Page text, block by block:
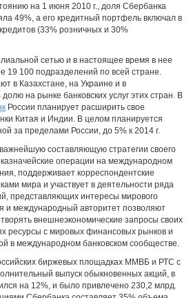
на 1 июня 2010 г., доля Сбербанка
49%, а его кредитный портфель включал в
(33% розничных и 30%
сетью и в настоящее время в нее
19 100 подразделений по всей стране.
в Казахстане, на Украине и в
на рынке банковских услуг этих стран. В
России планирует расширить свое
Китая и Индии. В целом планируется
за пределами России, до 5% к 2014 г.
составляющую стратегии своего
операции на международном
поддерживает корреспондентские
мира и участвует в деятельности ряда
представляющих интересы мирового
и международный авторитет позволяют
внешнеэкономические запросы своих
ресурсы с мировых финансовых рынков и
в международном банковском сообществе.
биржевых площадках ММВБ и РТС с
выпуск обыкновенных акций, в
на 12%, и было привлечено 230,2 млрд.